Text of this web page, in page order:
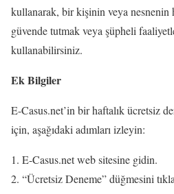
kullanarak, bir kişinin veya nesnenin
güvende tutmak veya şüpheli
kullanabilirsiniz.
Ek Bilgiler
E-Casus.net’in bir haftalık ücretsiz
için, aşağıdaki adımları izleyin:
E-Casus.net web sitesine gidin.
“Ücretsiz Deneme” düğmesini